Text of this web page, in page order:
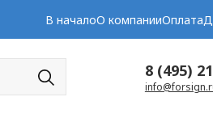
В началоО компанииОплата
8 (495)